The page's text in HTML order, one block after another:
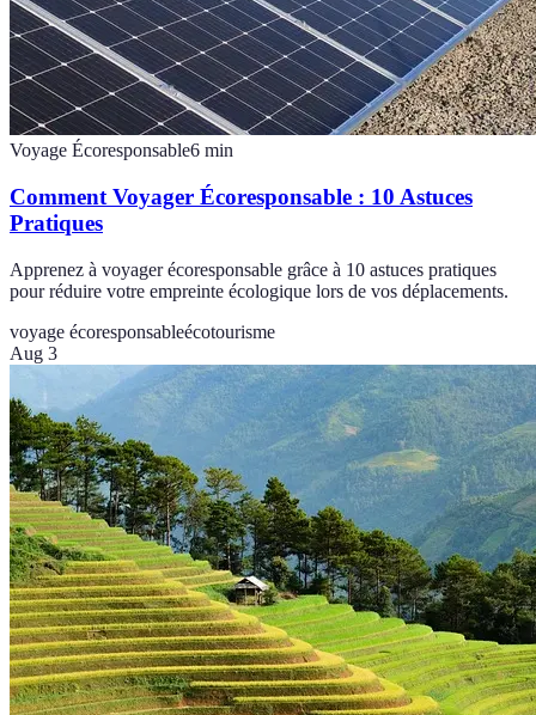
Voyage Écoresponsable6 min
Comment Voyager Écoresponsable : 10 Astuces
Pratiques
Apprenez à voyager écoresponsable grâce à 10 astuces pratiques
pour réduire votre empreinte écologique lors de vos déplacements.
voyage écoresponsableécotourisme
Aug 3